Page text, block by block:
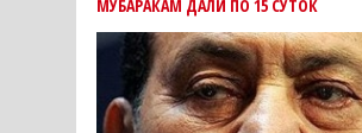
МУБАРАКАМ ДАЛИ ПО 15 СУТОК